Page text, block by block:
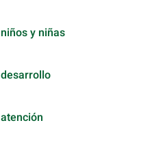
niños y niñas
desarrollo
atención